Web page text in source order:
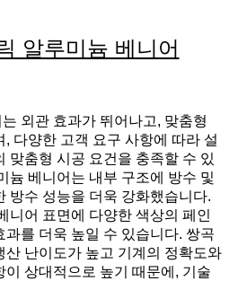
알루미늄 베니어
외관 효과가 뛰어나고, 맞춤형
다양한 고객 요구 사항에 따라 설
맞춤형 시공 요건을 충족할 수 있
늄 베니어는 내부 구조에 방수 및
방수 성능을 더욱 강화했습니다.
니어 표면에 다양한 색상의 페인
과를 더욱 높일 수 있습니다. 쌍곡
산 난이도가 높고 기계의 정확도와
이 상대적으로 높기 때문에, 기술